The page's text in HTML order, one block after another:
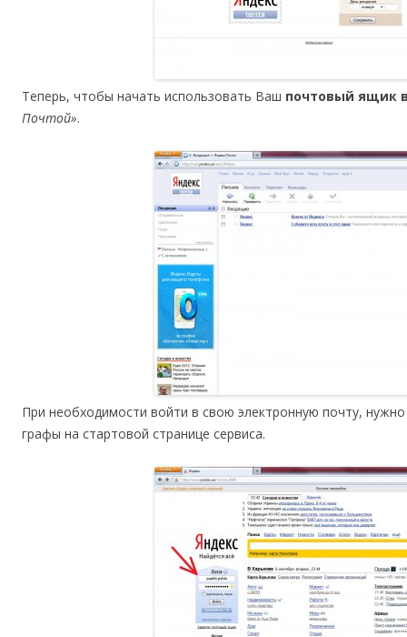
Теперь, чтобы начать использовать Ваш почтовый ящик
Почтой».
При необходимости войти в свою электронную почту,
графы на стартовой странице сервиса.